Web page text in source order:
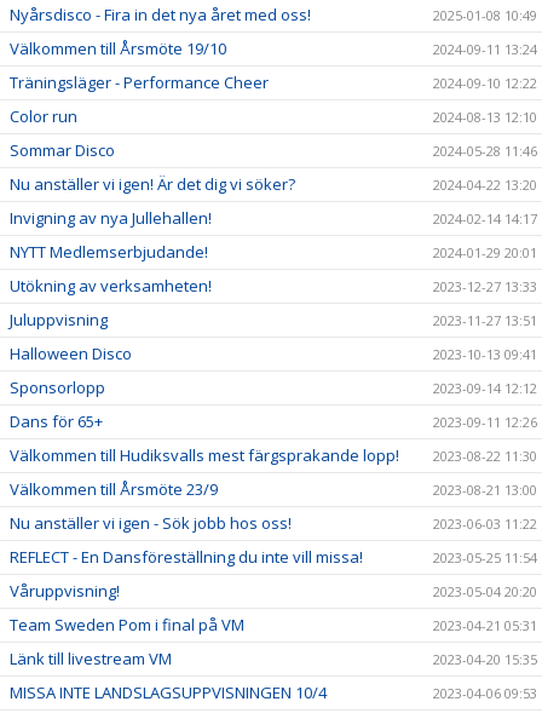
Nyårsdisco - Fira in det nya året med oss! 2025-01-08 10:49
Välkommen till Årsmöte 19/10 2024-09-11 13:24
Träningsläger - Performance Cheer 2024-09-10 12:22
Color run 2024-08-13 12:10
Sommar Disco 2024-05-28 11:46
Nu anställer vi igen! Är det dig vi söker? 2024-04-22 13:20
Invigning av nya Jullehallen! 2024-02-14 14:17
NYTT Medlemserbjudande! 2024-01-29 20:01
Utökning av verksamheten! 2023-12-27 13:33
Juluppvisning 2023-11-27 13:51
Halloween Disco 2023-10-13 09:41
Sponsorlopp 2023-09-14 12:12
Dans för 65+ 2023-09-11 12:26
Välkommen till Hudiksvalls mest färgsprakande lopp! 2023-08-22 11:30
Välkommen till Årsmöte 23/9 2023-08-21 13:00
Nu anställer vi igen - Sök jobb hos oss! 2023-06-03 11:22
REFLECT - En Dansföreställning du inte vill missa! 2023-05-25 11:54
Våruppvisning! 2023-05-04 20:20
Team Sweden Pom i final på VM 2023-04-21 05:31
Länk till livestream VM 2023-04-20 15:35
MISSA INTE LANDSLAGSUPPVISNINGEN 10/4 2023-04-06 09:53